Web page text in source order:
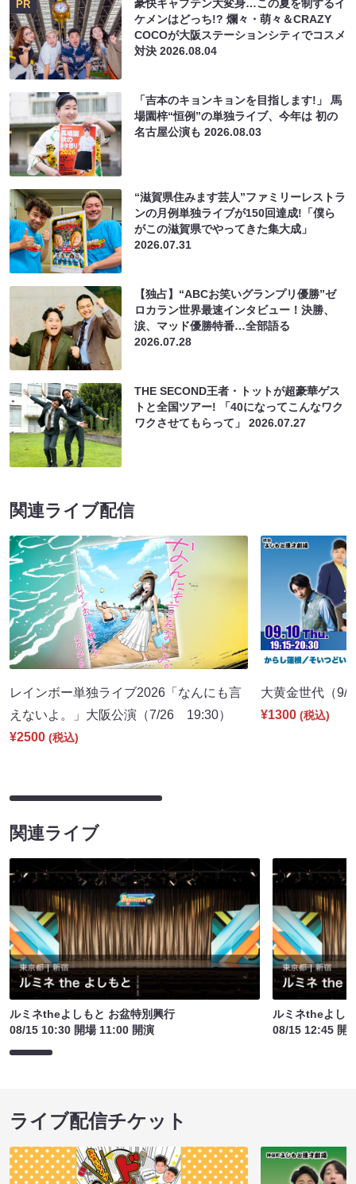
PR
豪快キャプテン大変身…この夏を制するイ
ケメンはどっち!? 爛々・萌々＆CRAZY
COCOが大阪ステーションシティでコスメ
対決2026.08.04
「吉本のキョンキョンを目指します!」 馬
場園梓“恒例”の単独ライブ、今年は 初の
名古屋公演も2026.08.03
“滋賀県住みます芸人”ファミリーレストラ
ンの月例単独ライブが150回達成!「僕ら
がこの滋賀県でやってきた集大成」
2026.07.31
【独占】“ABCお笑いグランプリ優勝”ゼ
ロカラン世界最速インタビュー！決勝、
涙、マッド優勝特番…全部語る
2026.07.28
THE SECOND王者・トットが超豪華ゲス
トと全国ツアー! 「40になってこんなワク
ワクさせてもらって」2026.07.27
関連ライブ配信
レインボー単独ライブ2026「なんにも言
えないよ。」大阪公演（7/26 19:30）
¥2500 (税込)
大黄金世代（
¥1300 (税込)
関連ライブ
ルミネtheよしもと お盆特別興行
08/15 10:30 開場 11:00 開演
ルミネtheよし
08/15 12:45 開
ライブ配信チケット